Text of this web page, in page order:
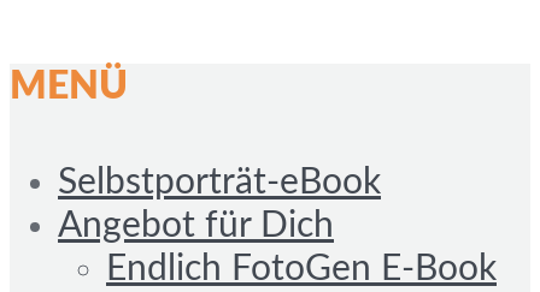
MENÜ
Selbstporträt-eBook
Angebot für Dich
Endlich FotoGen E-Book